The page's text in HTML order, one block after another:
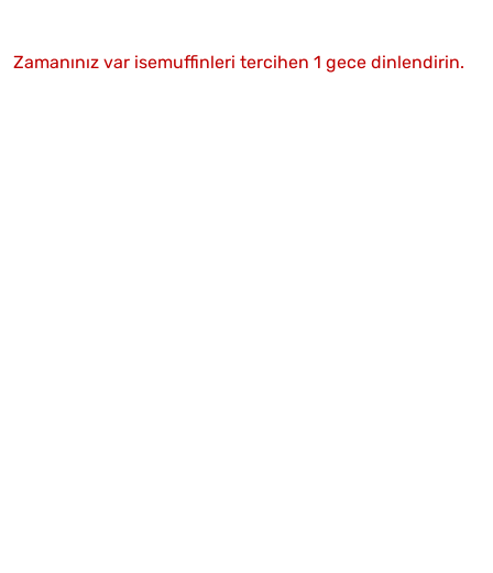
Zamanınız var isemuffinleri tercihen 1 gece dinlendirin.